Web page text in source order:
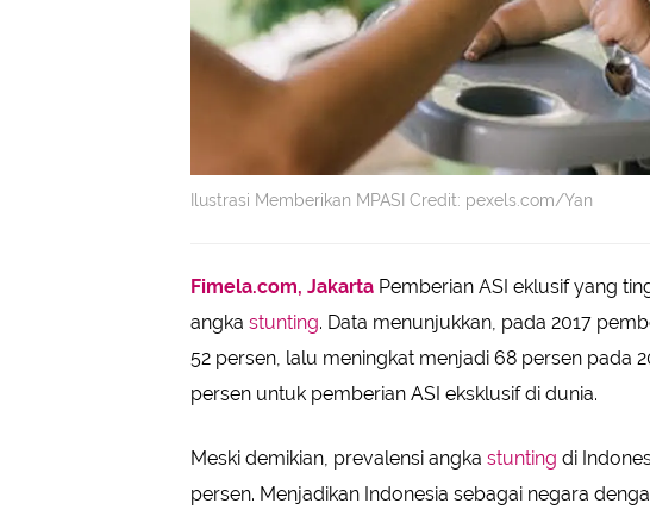
Ilustrasi Memberikan MPASI Credit: pexels.com/Yan
Fimela.com, Jakarta Pemberian ASI eklusif yang
angka stunting. Data menunjukkan, pada 2017
52 persen, lalu meningkat menjadi 68 persen pada
persen untuk pemberian ASI eksklusif di dunia.
Meski demikian, prevalensi angka stunting di
persen. Menjadikan Indonesia sebagai negara